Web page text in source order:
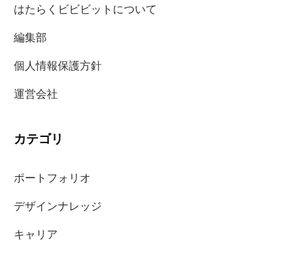
はたらくビビビットについて
編集部
個人情報保護方針
運営会社
カテゴリ
ポートフォリオ
デザインナレッジ
キャリア